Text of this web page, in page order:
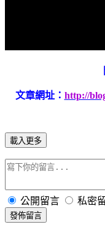
文章網址： http://
載入更多
公開留言 私密
發佈留言